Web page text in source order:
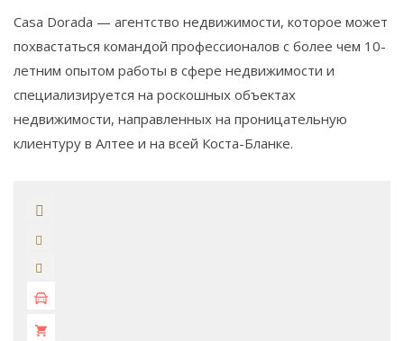
Casa Dorada — агентство недвижимости, которое может
похвастаться командой профессионалов с более чем 10-
летним опытом работы в сфере недвижимости и
специализируется на роскошных объектах
недвижимости, направленных на проницательную
клиентуру в Алтее и на всей Коста-Бланке.